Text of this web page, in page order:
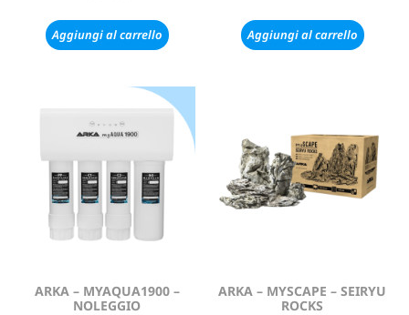
Aggiungi al carrello Aggiungi al carrello
ARKA – MYAQUA1900 –
NOLEGGIO
ARKA – MYSCAPE – SEIRYU
ROCKS